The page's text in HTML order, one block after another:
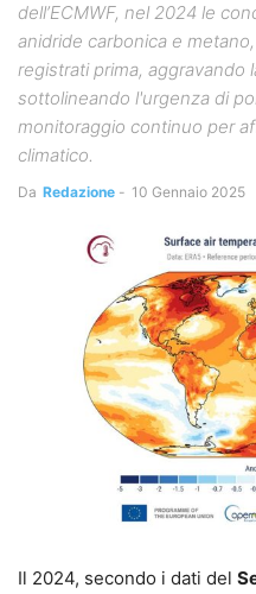
dell’ECMWF, nel 2024 le
anidride carbonica e
registrati prima, aggravando
sottolineando l'urgenza di
monitoraggio continuo per
climatico.
Da Redazione - 10 Gennaio 2025
Il 2024, secondo i dati del